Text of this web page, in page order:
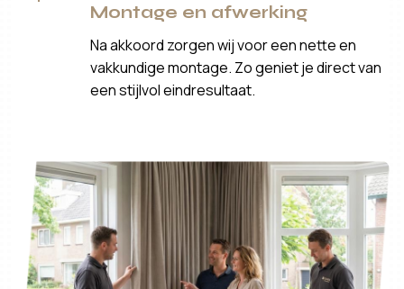
Montage en afwerking
Na akkoord zorgen wij voor een nette en
vakkundige montage. Zo geniet je direct van
een stijlvol eindresultaat.